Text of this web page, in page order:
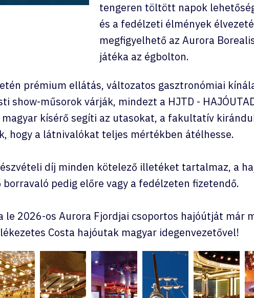
tengeren töltött napok
és a fedélzeti élmények
megfigyelhető az Aurora
játéka az égbolton.
prémium ellátás, változatos gasztronómiai
show-műsorok várják, mindezt a HJTD -
kísérő segíti az utasokat, a fakultatív
hogy a látnivalókat teljes mértékben átélhesse.
díj minden kötelező illetéket tartalmaz, a
pedig előre vagy a fedélzeten fizetendő.
le 2026-os Aurora Fjordjai csoportos hajóútját már
Costa hajóutak magyar idegenvezetővel!